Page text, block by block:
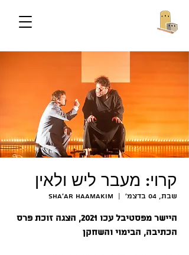
קרוי: מעבר ליש ולאין
שבת, 04 בדצמ׳
  |
Sha'ar HaAmakim
היישר מפסטיבל עכו 2021, הצגה זוכת פרס